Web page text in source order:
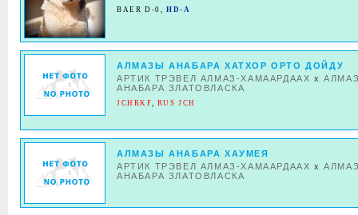
BAER D-0 ,HD-A
АЛМАЗЫ АНАБАРА ХАТХОР ОРТО ДОЙДУ
АРТИК ТРЭВЕЛ АЛМАЗ-ХАМААРДААХ x
АНАБАРА ЗЛАТОВЛАСКА
JCHRKF, RUS JCH
АЛМАЗЫ АНАБАРА ХАУМЕЯ
АРТИК ТРЭВЕЛ АЛМАЗ-ХАМААРДААХ x
АНАБАРА ЗЛАТОВЛАСКА